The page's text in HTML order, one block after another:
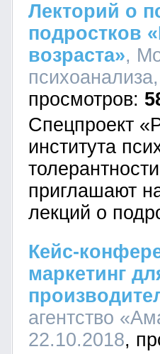
Лекторий о
подростков
возраста»,
Спецпроект
института
приглашают
лекций о
Кейс-
маркетинг
агентство
22.10.2018